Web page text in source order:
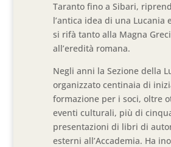
Taranto fino a Sibari,
l’antica idea di una Lucania
si rifà tanto alla Magna
all’eredità romana.
Negli anni la Sezione della
organizzato centinaia di
formazione per i soci, oltre
eventi culturali, più di
presentazioni di libri di
esterni all’Accademia. Ha